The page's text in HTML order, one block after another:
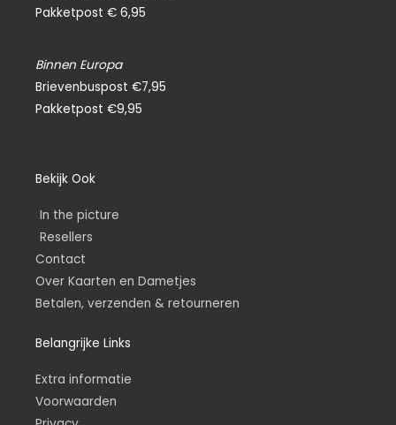
Pakketpost € 6,95
Binnen Europa
Brievenbuspost €7,95
Pakketpost €9,95
Bekijk Ook
In the picture
Resellers
Contact
Over Kaarten en Dametjes
Betalen, verzenden & retourneren
Belangrijke Links
Extra informatie
Voorwaarden